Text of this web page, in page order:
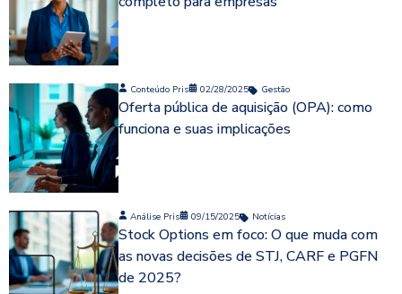
Conteúdo Pris 02/28/2025 Gestão
Oferta pública de aquisição (OPA): como
funciona e suas implicações
Análise Pris 09/15/2025 Notícias
Stock Options em foco: O que muda com
as novas decisões de STJ, CARF e PGFN
de 2025?